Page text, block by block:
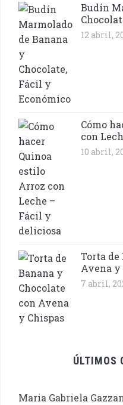
Budín
12 abril,
Cómo
con
10 abril,
Torta de
Avena y
7 abril,
ÚLTIMOS
Maria Gabriela